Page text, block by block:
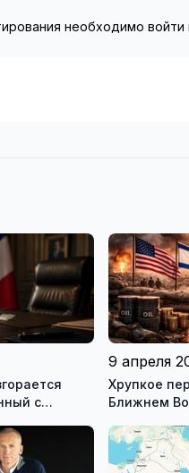
необходимо войти
с
9 апреля
Хрупкое
Ближнем